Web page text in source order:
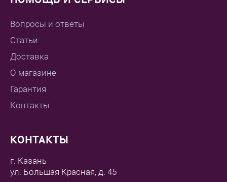
Вопросы и ответы
Статьи
Доставка
О магазине
Гарантия
Контакты
КОНТАКТЫ
г. Казань
ул. Большая Красная, д. 45